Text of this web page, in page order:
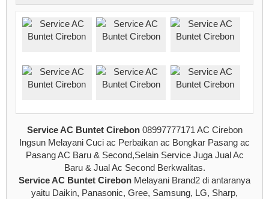
Service AC Buntet Cirebon 08997777171 AC Cirebon
Ingsun Melayani Cuci ac Perbaikan ac Bongkar Pasang ac
Pasang AC Baru & Second,Selain Service Juga Jual Ac
Baru & Jual Ac Second Berkwalitas.
Service AC Buntet Cirebon Melayani Brand2 di antaranya
yaitu Daikin, Panasonic, Gree, Samsung, LG, Sharp,